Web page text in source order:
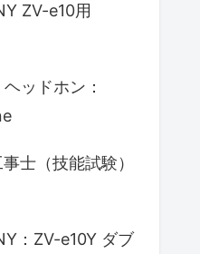
ZV-e10用
ッドホン：
士（技能試験）
：ZV-e10Y ダブ